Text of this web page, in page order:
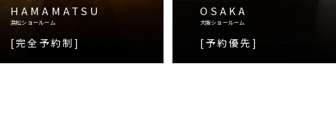
HAMAMATSU
浜松ショールーム
[完全予約制]
OSAKA
大阪ショールーム
[予約優先]